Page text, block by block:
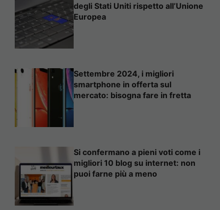
degli Stati Uniti rispetto all’Unione
Europea
Settembre 2024, i migliori
smartphone in offerta sul
mercato: bisogna fare in fretta
Si confermano a pieni voti come i
migliori 10 blog su internet: non
puoi farne più a meno